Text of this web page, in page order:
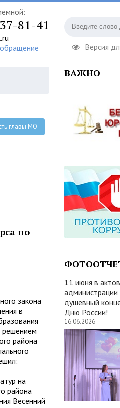
Версия
81-41
главы МО
по
закона
в
решением
района
на
района
Весенний
ВАЖНО
11 июня в
администрации
душевный
Дню России!
16.06.2026